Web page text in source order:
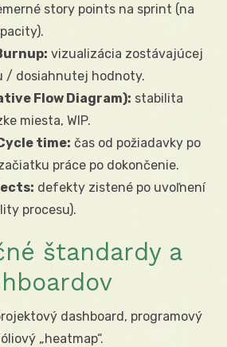
story points na sprint (na
vizualizácia zostávajúcej
/ dosiahnutej hodnoty.
Flow Diagram): stabilita
miesta, WIP.
time: čas od požiadavky po
práce po dokončenie.
defekty zistené po uvoľnení
procesu).
štandardy a
dashboard, programový
„heatmap“.